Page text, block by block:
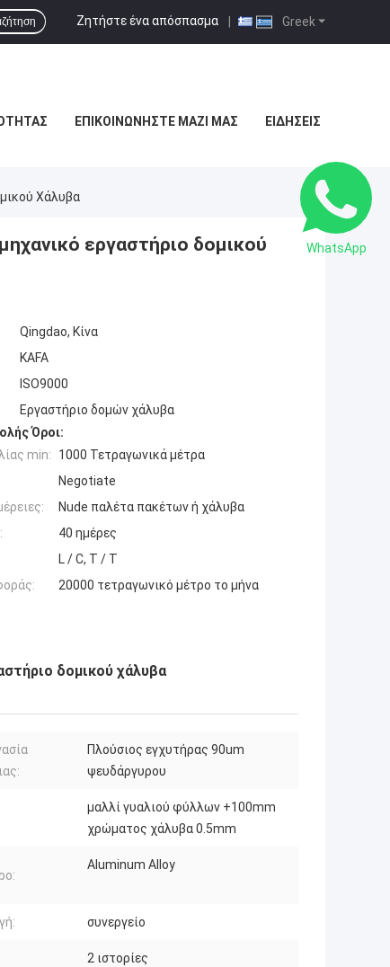
Greek
Ζητήστε ένα απόσπασμα |
ΕΠΙΚΟΙΝΩΝΉΣΤΕ ΜΑΖΊ ΜΑΣ ΕΙΔΉΣΕΙΣ
Χάλυβα
εργαστήριο δομικού
Qingdao, Κίνα
KAFA
ISO9000
Εργαστήριο δομών χάλυβα
Όροι:
min:
1000 Τετραγωνικά μέτρα
Negotiate
Nude παλέτα πακέτων ή χάλυβα
40 ημέρες
L / C, T / T
20000 τετραγωνικό μέτρο το μήνα
δομικού χάλυβα
Πλούσιος εγχυτήρας 90um
ψευδάργυρου
μαλλί γυαλιού φύλλων +100mm
χρώματος χάλυβα 0.5mm
Aluminum Alloy
συνεργείο
2 ιστορίες
WhatsApp